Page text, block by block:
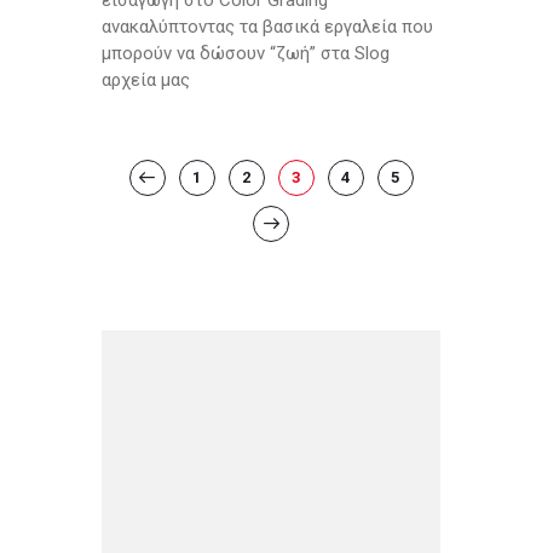
ανακαλύπτοντας τα βασικά εργαλεία που
μπορούν να δώσουν “ζωή” στα Slog
αρχεία μας
Posts
pagination
PAGE
1 PAGE
2 PAGE
3 PAGE
4 PAGE
5